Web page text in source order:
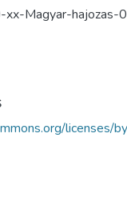
Magyar-
licenses/